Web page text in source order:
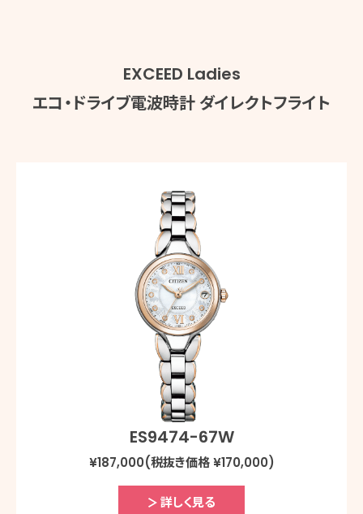
EXCEED Ladies
エコ・ドライブ電波時計 ダイレクトフライト
ES9474-67W
¥187,000(税抜き価格 ¥170,000)
詳しく見る